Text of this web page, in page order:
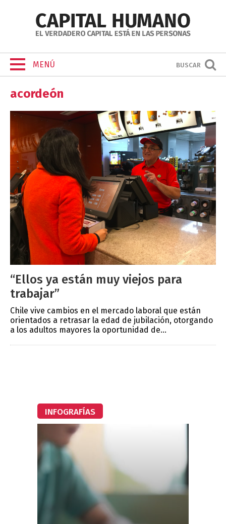
MENÚ BUSCAR
acordeón
“Ellos ya están muy viejos para
trabajar”
Chile vive cambios en el mercado laboral que están
orientados a retrasar la edad de jubilación, otorgando
a los adultos mayores la oportunidad de...
INFOGRAFÍAS